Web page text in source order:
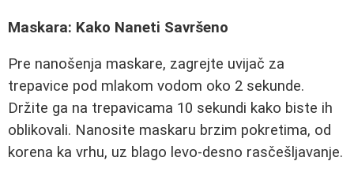
Maskara: Kako Naneti Savršeno
Pre nanošenja maskare, zagrejte uvijač za
trepavice pod mlakom vodom oko 2 sekunde.
Držite ga na trepavicama 10 sekundi kako biste ih
oblikovali. Nanosite maskaru brzim pokretima, od
korena ka vrhu, uz blago levo-desno rasčešljavanje.